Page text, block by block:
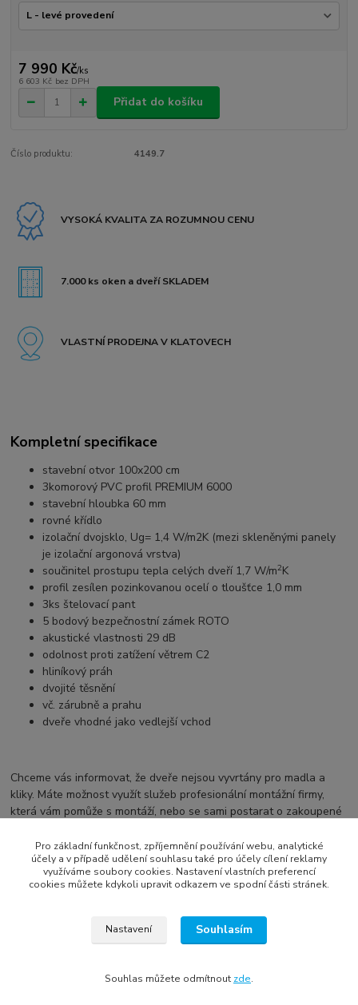
7 990 Kč/ks
6 603 Kč bez DPH
Přidat do košíku
Číslo produktu: 4149.7
VYSOKÁ KVALITA ZA ROZUMNOU CENU
7.000 ks oken a dveří SKLADEM
VLASTNÍ PRODEJNA V KLATOVECH
Kompletní specifikace
stavební otvor 100x200 cm
3komorový PVC profil PREMIUM 6000
stavební hloubka 60 mm
rovné křídlo
izolační dvojsklo, Ug= 1,4 W/m2K (mezi skleněnými panely
je izolační argonová vrstva)
součinitel prostupu tepla celých dveří 1,7 W/m2K
profil zesílen pozinkovanou ocelí o tloušťce 1,0 mm
3ks štelovací pant
5 bodový bezpečnostní zámek ROTO
akustické vlastnosti 29 dB
odolnost proti zatížení větrem C2
hliníkový práh
dvojité těsnění
vč. zárubně a prahu
dveře vhodné jako vedlejší vchod
Chceme vás informovat, že dveře nejsou vyvrtány pro madla a
kliky. Máte možnost využít služeb profesionální montážní firmy,
která vám pomůže s montáží, nebo se sami postarat o zakoupené
poptává individuálně.
plastové vchodové dveře
vchodové dveře Klatovy
Pro základní funkčnost, zpříjemnění používání webu, analytické
účely a v případě udělení souhlasu také pro účely cílení reklamy
využíváme soubory cookies. Nastavení vlastních preferencí
cookies můžete kdykoli upravit odkazem ve spodní části stránek.
Nastavení Souhlasím
Souhlas můžete odmítnout zde.